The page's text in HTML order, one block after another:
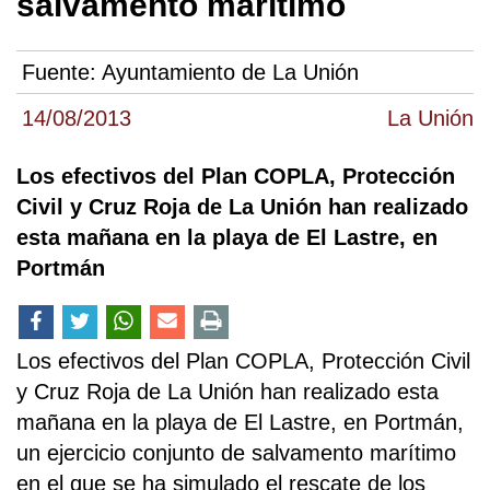
14/08/2013 La Unión
Fuente: Ayuntamiento de La Unión
Los efectivos del Plan COPLA, Protección
Civil y Cruz Roja de La Unión han realizado
esta mañana en la playa de El Lastre, en
Portmán
Los efectivos del Plan COPLA, Protección Civil
y Cruz Roja de La Unión han realizado esta
mañana en la playa de El Lastre, en Portmán,
un ejercicio conjunto de salvamento marítimo
en el que se ha simulado el rescate de los